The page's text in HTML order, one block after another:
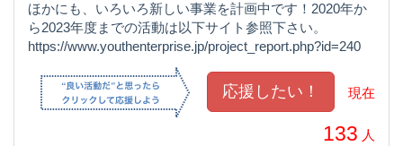
ほかにも、いろいろ新しい事業を計画中です！2020年か
ら2023年度までの活動は以下サイト参照下さい。
https://www.youthenterprise.jp/project_report.php?id=240
現在
133 人